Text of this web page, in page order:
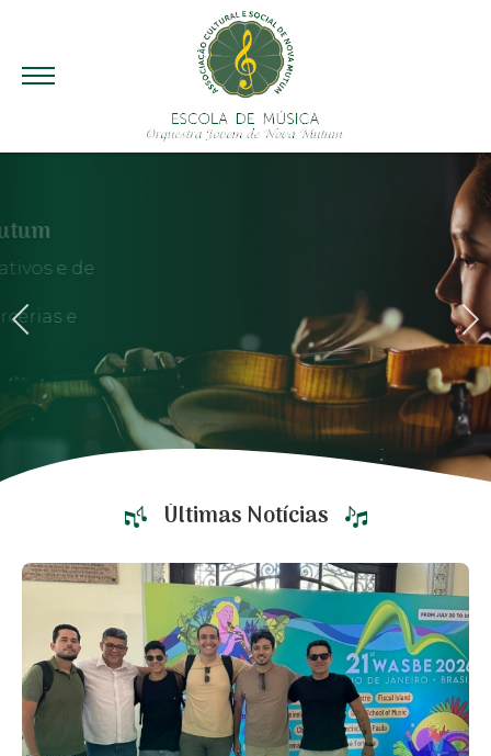
Previous
Somos uma associação sem fins lucrativos e de
Mantemos o projeto através de parcerias e
doações.
Como Ajudar
Next
Últimas Notícias